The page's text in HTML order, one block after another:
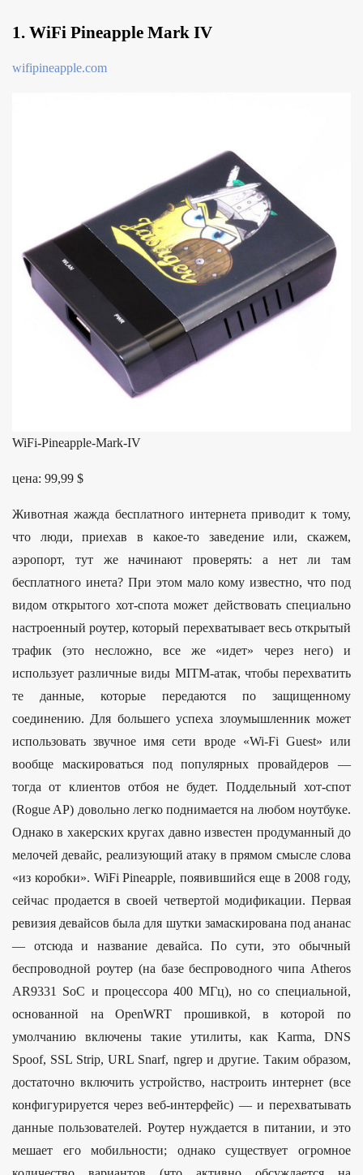
1. WiFi Pineapple Mark IV
wifipineapple.com
WiFi-Pineapple-Mark-IV
цена: 99,99 $
Животная жажда бесплатного интернета приводит к тому,
что люди, приехав в какое-то заведение или, скажем,
аэропорт, тут же начинают проверять: а нет ли там
бесплатного инета? При этом мало кому известно, что под
видом открытого хот-спота может действовать специально
настроенный роутер, который перехватывает весь открытый
трафик (это несложно, все же «идет» через него) и
использует различные виды MITM-атак, чтобы перехватить
те данные, которые передаются по защищенному
соединению. Для большего успеха злоумышленник может
использовать звучное имя сети вроде «Wi-Fi Guest» или
вообще маскироваться под популярных провайдеров —
тогда от клиентов отбоя не будет. Поддельный хот-спот
(Rogue AP) довольно легко поднимается на любом ноутбуке.
Однако в хакерских кругах давно известен продуманный до
мелочей девайс, реализующий атаку в прямом смысле слова
«из коробки». WiFi Pineapple, появившийся еще в 2008 году,
сейчас продается в своей четвертой модификации. Первая
ревизия девайсов была для шутки замаскирована под ананас
— отсюда и название девайса. По сути, это обычный
беспроводной роутер (на базе беспроводного чипа Atheros
AR9331 SoC и процессора 400 МГц), но со специальной,
основанной на OpenWRT прошивкой, в которой по
умолчанию включены такие утилиты, как Karma, DNS
Spoof, SSL Strip, URL Snarf, ngrep и другие. Таким образом,
достаточно включить устройство, настроить интернет (все
конфигурируется через веб-интерфейс) — и перехватывать
данные пользователей. Роутер нуждается в питании, и это
мешает его мобильности; однако существует огромное